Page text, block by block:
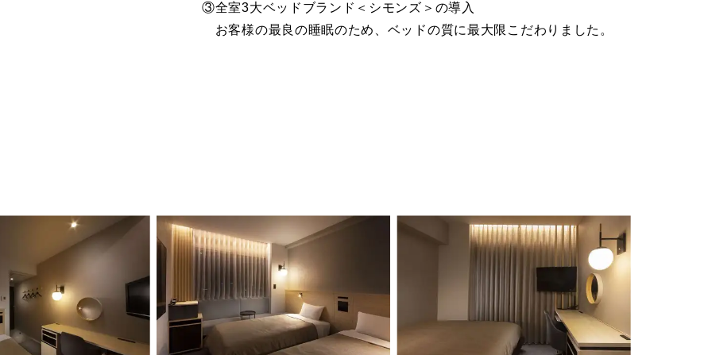
③全室3大ベッドブランド＜シモンズ＞の導入
お客様の最良の睡眠のため、ベッドの質に最大限こだわりました。